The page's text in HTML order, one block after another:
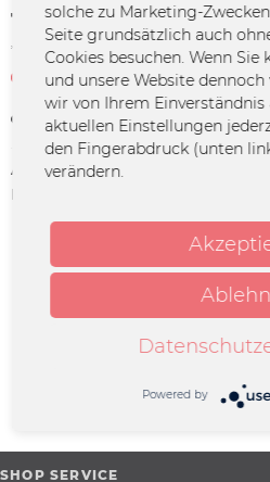
18,00 € *
*inkl. MwSt. zzgl. Versandkosten
Zur Zeit leider nicht verfügbar
Merken
Artikel-Nr.:
Herstellerinfo:
Münster |
Aus der Obdachlosigkeit auf die
Geschichte über den Dreck da
Könnte Dich ebenfalls
SHOP SERVICE
solche zu Marketing-
Seite grundsätzlich auch
Cookies besuchen. Wenn
und unsere Website
wir von Ihrem Einverständnis
aktuellen Einstellungen
den Fingerabdruck (unten
verändern.
Powered by